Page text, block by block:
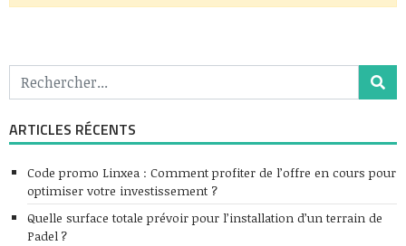
ARTICLES RÉCENTS
Code promo Linxea : Comment profiter de l’offre en cours pour
optimiser votre investissement ?
Quelle surface totale prévoir pour l’installation d’un terrain de
Padel ?